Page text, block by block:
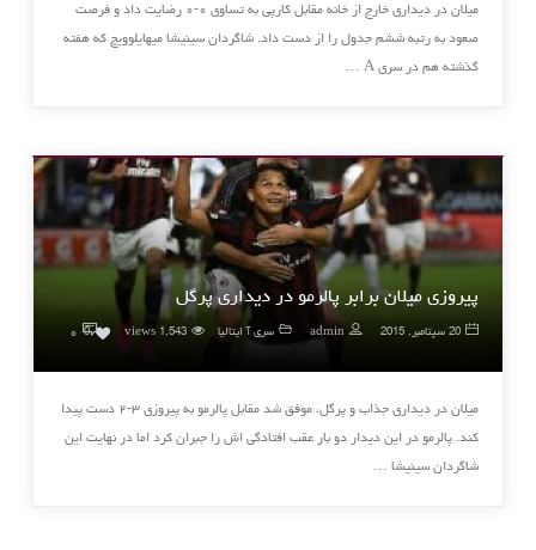
میلان در دیداری خارج از خانه مقابل کارپی به تساوی ۰-۰ رضایت داد و فرصت
صعود به رتبه ششم جدول را از دست داد. شاگردان سینیشا میهایلوویچ که هفته
گذشته هم در سری A …
پیروزی میلان برابر پالرمو در دیداری پرگل
20 سپتامبر, 2015 admin سری آ ایتالیا 1,543 views
0 ۰
میلان در دیداری جذاب و پرگل، موفق شد مقابل پالرمو به پیروزی ۳-۲ دست پیدا
کند. پالرمو در این دیدار دو بار عقب افتادگی اش را جبران کرد اما در نهایت ‏این
شاگردان سینیشا …